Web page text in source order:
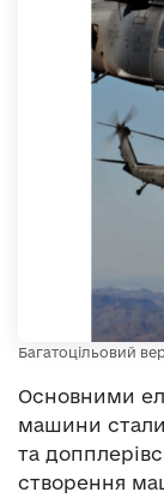
Багатоцільовий
Основними
машини стали
та
створення